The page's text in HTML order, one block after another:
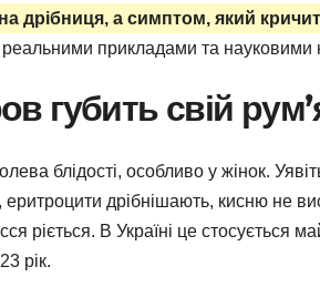
дрібниця, а симптом, який
реальними прикладами та
губить свій
блідості, особливо у жінок.
еритроцити дрібнішають, кисню не
ріється. В Україні це стосується
рік.